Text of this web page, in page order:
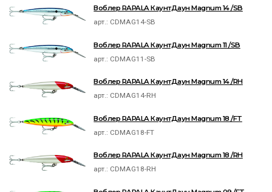
Воблер RAPALA КаунтДаун Magnum 14 /SB
арт.: CDMAG14-SB
Воблер RAPALA КаунтДаун Magnum 11 /SB
арт.: CDMAG11-SB
Воблер RAPALA КаунтДаун Magnum 14 /RH
арт.: CDMAG14-RH
Воблер RAPALA КаунтДаун Magnum 18 /FT
арт.: CDMAG18-FT
Воблер RAPALA КаунтДаун Magnum 18 /RH
арт.: CDMAG18-RH